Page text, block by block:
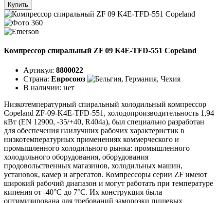
Купить
Компрессор спиральный ZF 09 K4E-TFD-551 Copeland
Артикул: 8800022
Страна: Евросоюз
В наличии: нет
Низкотемпературный спиральный холодильный компрессор
Copeland ZF-09-K4E-TFD-551, холодопроизводительность 1,94
кВт (EN 12900, -35/+40, R404a), был специально разработан
для обеспечения наилучших рабочих характеристик в
низкотемпературных применениях коммерческого и
промышленного холодильного рынка: промышленного
холодильного оборудования, оборудования
продовольственных магазинов, холодильных машин,
установок, камер и агрегатов. Компрессоры серии ZF имеют
широкий рабочий диапазон и могут работать при температуре
кипения от -40°C до 7°C. Их конструкция была
оптимизирована для требований заморозки пищевых